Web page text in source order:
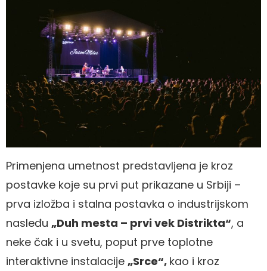
Primenjena umetnost predstavljena je kroz
postavke koje su prvi put prikazane u Srbiji –
prva izložba i stalna postavka o industrijskom
nasleđu „Duh mesta – prvi vek Distrikta“, a
neke čak i u svetu, poput prve toplotne
interaktivne instalacije „Srce“, kao i kroz